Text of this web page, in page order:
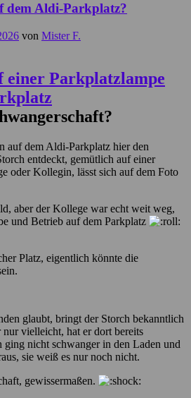
dem Aldi-Parkplatz?
von Mister F.
auf dem Aldi-Parkplatz hier den
entdeckt, gemütlich auf einer
oder Kollegin, lässt sich auf dem Foto
aber der Kollege war echt weit weg,
und Betrieb auf dem Parkplatz
Platz, eigentlich könnte die
glaubt, bringt der Storch bekanntlich
vielleicht, hat er dort bereits
ging nicht schwanger in den Laden und
sie weiß es nur noch nicht.
gewissermaßen.